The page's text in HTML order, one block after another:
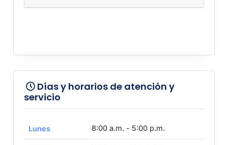
Días y horarios de atención y
servicio
Lunes 8:00 a.m. - 5:00 p.m.